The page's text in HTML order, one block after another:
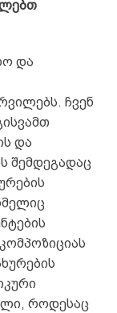
და
ჩვენ
და
შემდეგადაც
როდესაც